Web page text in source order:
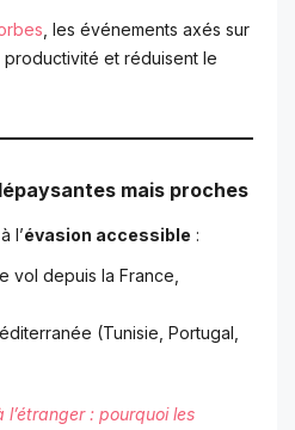
, les événements axés sur
et réduisent le
mais proches
l’évasion accessible :
vol depuis la France,
(Tunisie, Portugal,
l’étranger : pourquoi les